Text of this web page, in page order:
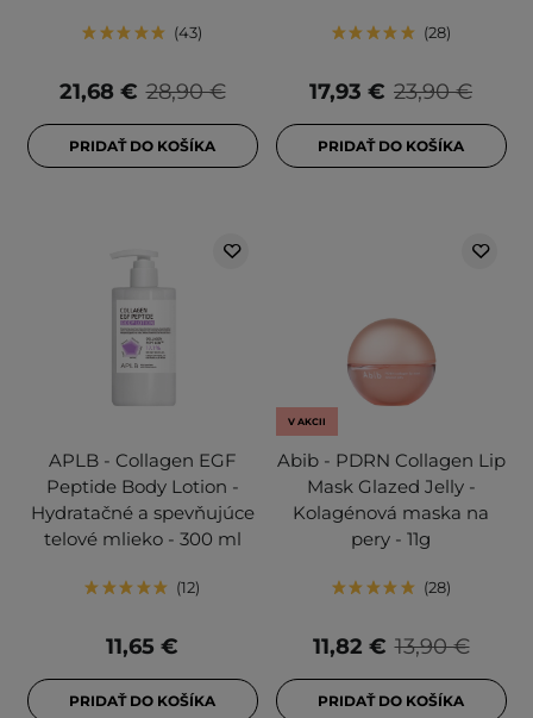
43
28,90 €
21,68 €
PRIDAŤ DO KOŠÍKA
28
23,90 €
17,93 €
PRIDAŤ DO KOŠÍKA
APLB - Collagen EGF
Peptide Body Lotion -
Hydratačné a spevňujúce
telové mlieko - 300 ml
12
11,65 €
PRIDAŤ DO KOŠÍKA
V AKCII
Abib - PDRN Collagen Lip
Mask Glazed Jelly -
Kolagénová maska na
pery - 11g
28
13,90 €
11,82 €
PRIDAŤ DO KOŠÍKA